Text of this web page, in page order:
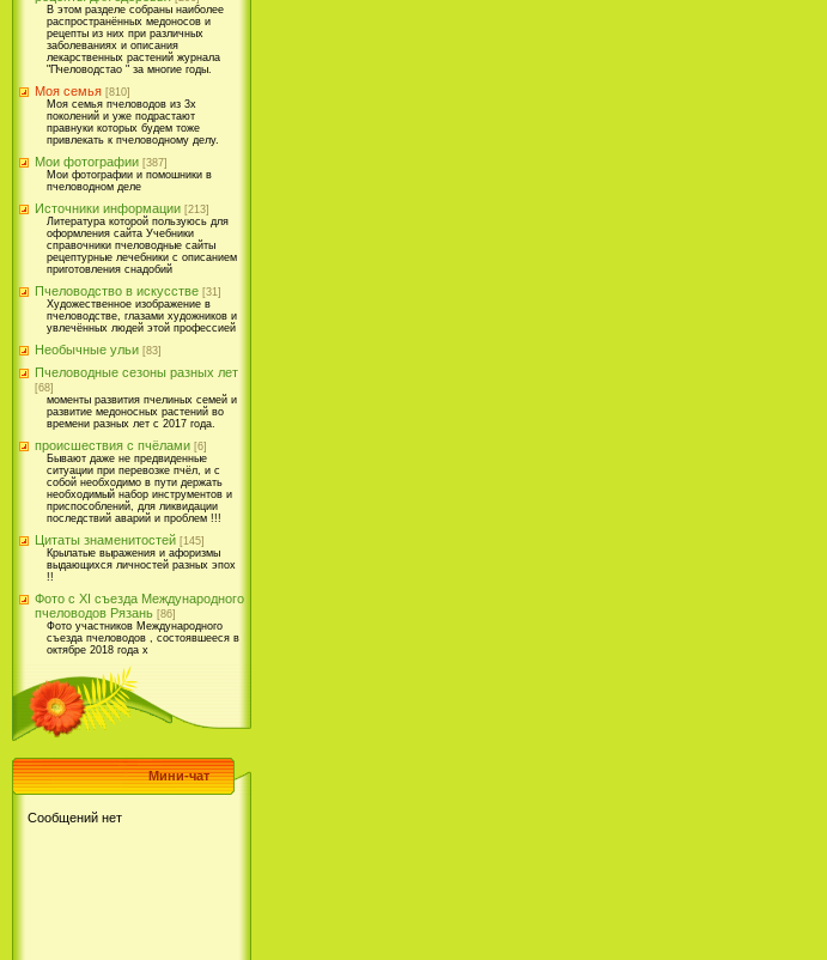
В этом разделе собраны наиболее
распространённых медоносов и
рецепты из них при различных
заболеваниях и описания
лекарственных растений журнала
"Пчеловодстао " за многие годы.
Моя семья [810]
Моя семья пчеловодов из 3х
поколений и уже подрастают
правнуки которых будем тоже
привлекать к пчеловодному делу.
Мои фотографии [387]
Мои фотографии и помошники в
пчеловодном деле
Источники информации [213]
Литература которой пользуюсь для
оформления сайта Учебники
справочники пчеловодные сайты
рецептурные лечебники с описанием
приготовления снадобий
Пчеловодство в искусстве [31]
Художественное изображение в
пчеловодстве, глазами художников и
увлечённых людей этой профессией
Необычные ульи [83]
Пчеловодные сезоны разных лет
[68]
моменты развития пчелиных семей и
развитие медоносных растений во
времени разных лет с 2017 года.
происшествия с пчёлами [6]
Бывают даже не предвиденные
ситуации при перевозке пчёл, и с
собой необходимо в пути держать
необходимый набор инструментов и
приспособлений, для ликвидации
последствий аварий и проблем !!!
Цитаты знаменитостей [145]
Крылатые выражения и афоризмы
выдающихся личностей разных эпох
!!
Фото с XI съезда Международного
пчеловодов Рязань [86]
Фото участников Международного
съезда пчеловодов , состоявшееся в
октябре 2018 года х
Мини-чат